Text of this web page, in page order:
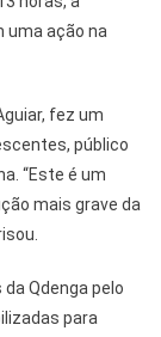
uma ação na
fez um
público
“Este é um
mais grave da
Qdenga pelo
para